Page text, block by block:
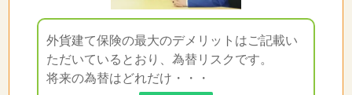
外貨建て保険の最大のデメリットはご記載い
ただいているとおり、為替リスクです。
将来の為替はどれだけ・・・